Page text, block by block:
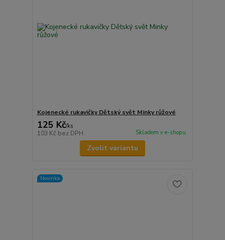
Kojenecké rukavičky Dětský svět Minky růžové
125 Kč/ks
103 Kč bez DPH Skladem v e-shopu
Zvolit variantu
Novinka